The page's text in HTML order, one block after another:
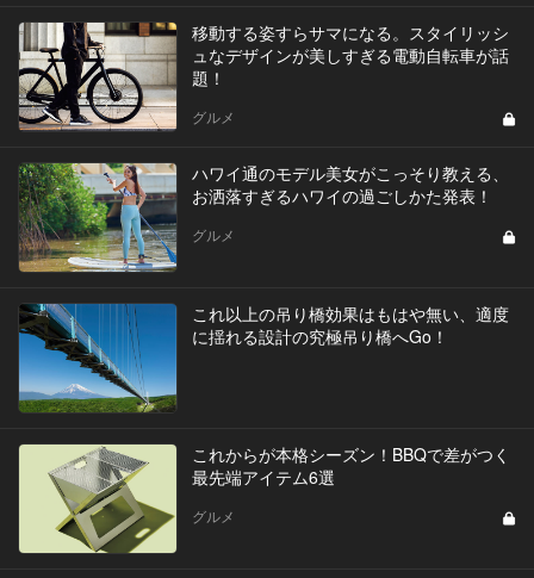
移動する姿すらサマになる。スタイリッシ
ュなデザインが美しすぎる電動自転車が話
題！
グルメ
ハワイ通のモデル美女がこっそり教える、
お洒落すぎるハワイの過ごしかた発表！
グルメ
これ以上の吊り橋効果はもはや無い、適度
に揺れる設計の究極吊り橋へGo！
これからが本格シーズン！BBQで差がつく
最先端アイテム6選
グルメ